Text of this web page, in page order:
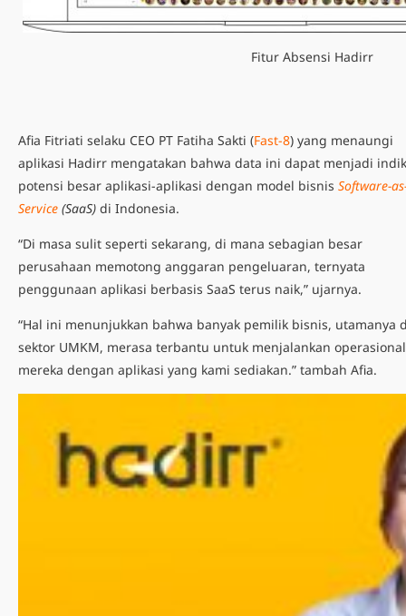
Fitur Absensi Hadirr
Afia Fitriati selaku CEO PT Fatiha Sakti (Fast-8) yang menaungi
aplikasi Hadirr mengatakan bahwa data ini dapat menjadi
potensi besar aplikasi-aplikasi dengan model bisnis Software-
Service (SaaS) di Indonesia.
“Di masa sulit seperti sekarang, di mana sebagian besar
perusahaan memotong anggaran pengeluaran, ternyata
penggunaan aplikasi berbasis SaaS terus naik,” ujarnya.
“Hal ini menunjukkan bahwa banyak pemilik bisnis, utamanya
sektor UMKM, merasa terbantu untuk menjalankan operasional
mereka dengan aplikasi yang kami sediakan.” tambah Afia.